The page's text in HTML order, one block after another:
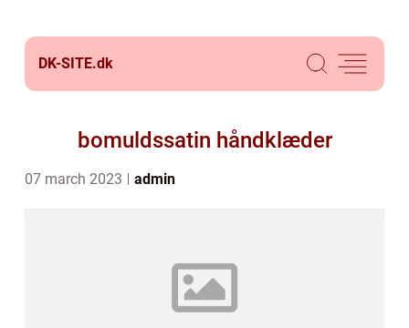
DK-SITE.dk
bomuldssatin håndklæder
07 march 2023 admin